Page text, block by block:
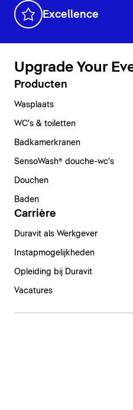
Excellence
Upgrade Your
Producten
Wasplaats
WC's & toiletten
Badkamerkranen
SensoWash® douche-wc's
Douchen
Baden
Carrière
Duravit als Werkgever
Instapmogelijkheden
Opleiding bij Duravit
Vacatures